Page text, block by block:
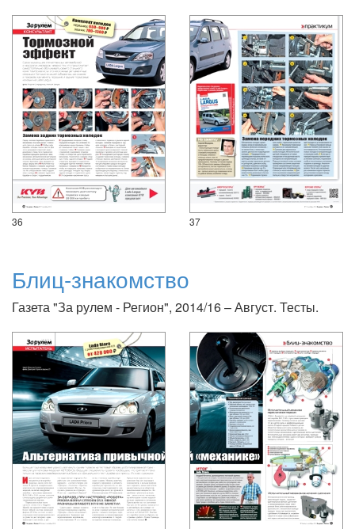
36 37
Блиц-знакомство
Газета "За рулем - Регион", 2014/16 – Август. Тесты.